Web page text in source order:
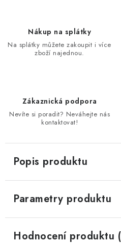
Nákup na splátky
Na splátky můžete zakoupit i více
zboží najednou.
Zákaznická podpora
Nevíte si poradit? Neváhejte nás
kontaktovat!
Popis produktu
Parametry produktu
Hodnocení produktu